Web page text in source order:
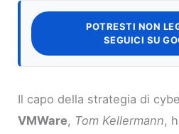
POTRESTI NON
SEGUICI SU
Il capo della strategia di
VMWare, Tom Kellermann,